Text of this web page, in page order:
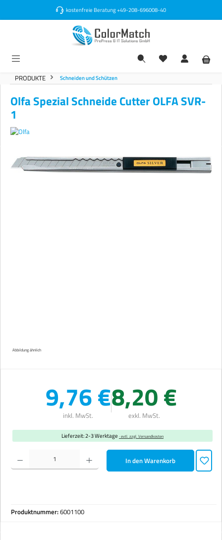
kostenfreie Beratung+49-208-696008-40
PRODUKTE Schneiden und Schützen
Olfa Spezial Schneide Cutter OLFA SVR-
1
Bildergalerie überspringen
Abbildung ähnlich
9,76 €
inkl. MwSt.
8,20 €
exkl. MwSt.
Lieferzeit: 2-3 Werktage · evtl. zzgl. Versandkosten
Produkt Anzahl: Gib den gewünschten Wert ein oder benutze die Schaltflächen um die Anzahl zu
In den Warenkorb
Produktnummer:6001100